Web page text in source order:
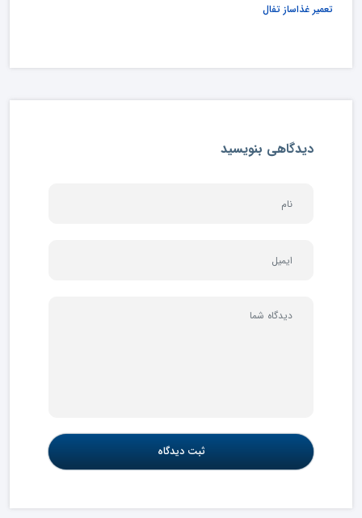
تعمیر غذاساز تفال
دیدگاهی بنویسید